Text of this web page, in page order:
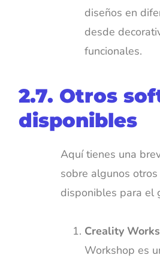
diseños en
desde
funcionales.
2.7. Otros
disponibles
Aquí tienes una
sobre algunos
disponibles para el
Creality
Workshop es